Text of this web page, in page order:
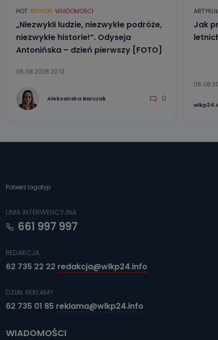
HOT REGION WIADOMOŚCI
„Niezwykli ludzie, niezwykłe podróże,
niezwykłe historie!”. Odyseja
Antonińska – dzień pierwszy [FOTO]
06.08.2026 20:13
Aleksandra Barczak 0
Jak
Pobierz logotyp
LINIA INTERWENCYJNA
661 997 997
REDAKCJA
62 735 22 22 redakcja@wlkp24.info
DZIAŁ REKLAMY
62 735 01 85 reklama@wlkp24.info
WIADOMOŚCI